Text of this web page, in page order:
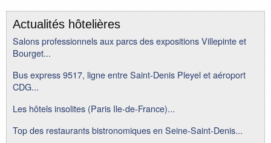
Actualités hôtelières
Salons professionnels aux parcs des expositions Villepinte et
Bourget...
Bus express 9517, ligne entre Saint-Denis Pleyel et aéroport
CDG...
Les hôtels insolites (Paris Ile-de-France)...
Top des restaurants bistronomiques en Seine-Saint-Denis...